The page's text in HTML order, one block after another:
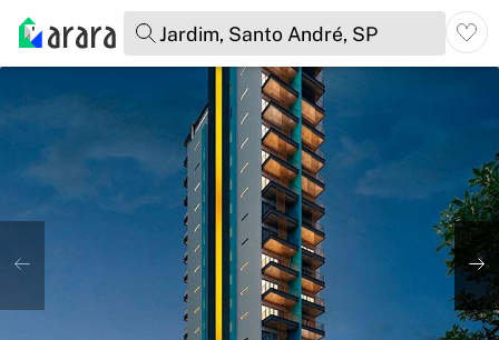
Jardim, Santo André, SP